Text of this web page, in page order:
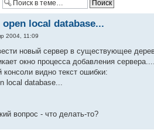
local database...
2004, 11:09
новый сервер в существующее
окно процесса добавления
консоли видно текст ошибки:
local database...
вопрос - что делать-то?